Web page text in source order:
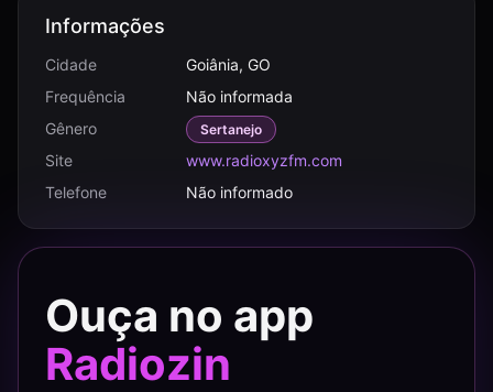
Informações
Cidade
Goiânia, GO
Frequência
Não informada
Gênero
Sertanejo
Site
www.radioxyzfm.com
Telefone
Não informado
Ouça no app
Radiozin